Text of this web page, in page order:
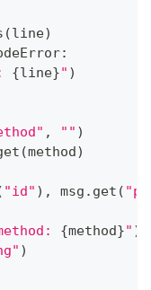
(line)
:
{line}" )
, "" )
(method)
"id" ) , msg . get (
{method}" )
)